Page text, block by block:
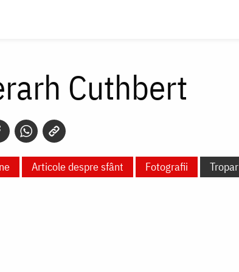
Cuthbert
Articole despre sfânt Fotografii Tropar